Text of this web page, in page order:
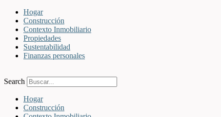
Hogar
Construcción
Contexto Inmobiliario
Propiedades
Sustentabilidad
Finanzas personales
Search
Hogar
Construcción